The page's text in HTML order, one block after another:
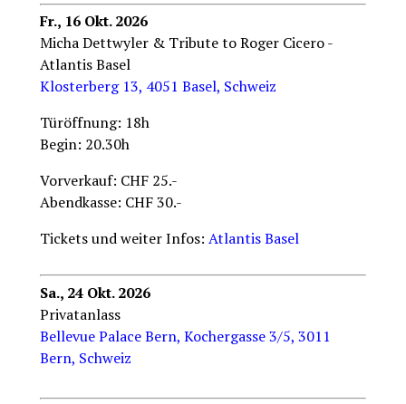
Fr., 16 Okt. 2026
Micha Dettwyler & Tribute to Roger Cicero -
Atlantis Basel
Klosterberg 13, 4051 Basel, Schweiz
Türöffnung: 18h
Begin: 20.30h
Vorverkauf: CHF 25.-
Abendkasse: CHF 30.-
Tickets und weiter Infos: Atlantis Basel
Sa., 24 Okt. 2026
Privatanlass
Bellevue Palace Bern, Kochergasse 3/5, 3011
Bern, Schweiz